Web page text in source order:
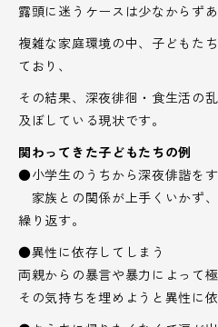
露頭に迷うケースは少なからずあ
複雑な家庭環境の中、子どもた
ており、
その結果、深夜徘徊・食生活の
及ぼしている現状です。
関わってきた子どもたちの例
●小学生のうちから深夜俳諧をす
家族との関係が上手くいかず
繰り返す。
●異性に依存してしまう
両親からの暴言や暴力によって
その気持ちを埋めようと異性に